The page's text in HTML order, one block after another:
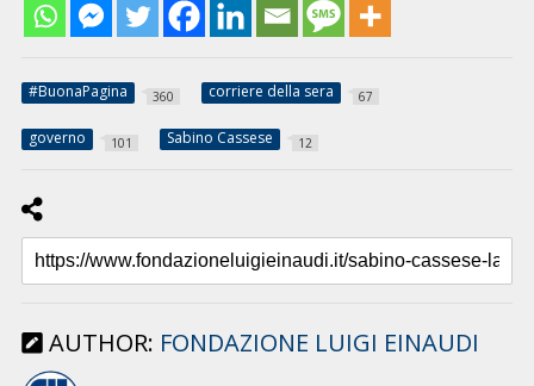
#BuonaPagina 360 corriere della sera 67
governo 101 Sabino Cassese 12
AUTHOR: FONDAZIONE LUIGI EINAUDI